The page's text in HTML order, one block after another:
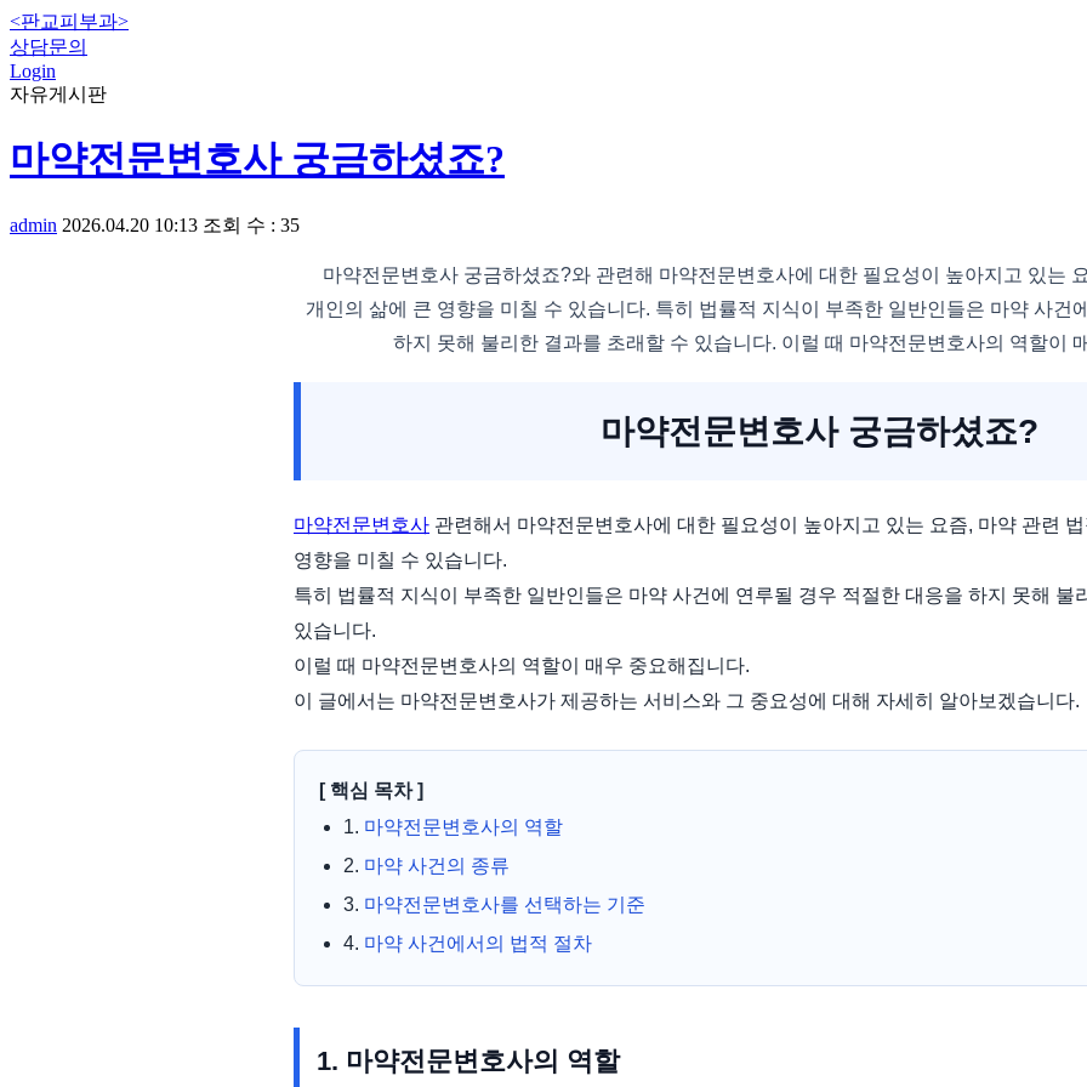
<판교피부과>
상담문의
Login
자유게시판
마약전문변호사 궁금하셨죠?
admin 2026.04.20 10:13 조회 수 : 35
마약전문변호사 궁금하셨죠?와 관련해 마약전문변호사에 대한 필요성이 높아지고 있는
개인의 삶에 큰 영향을 미칠 수 있습니다. 특히 법률적 지식이 부족한 일반인들은 마약 사건
하지 못해 불리한 결과를 초래할 수 있습니다. 이럴 때 마약전문변호사의 역할이
마약전문변호사 궁금하셨죠?
마약전문변호사 관련해서 마약전문변호사에 대한 필요성이 높아지고 있는 요즘, 마약 관련
영향을 미칠 수 있습니다.
특히 법률적 지식이 부족한 일반인들은 마약 사건에 연루될 경우 적절한 대응을 하지 못해 불
있습니다.
이럴 때 마약전문변호사의 역할이 매우 중요해집니다.
이 글에서는 마약전문변호사가 제공하는 서비스와 그 중요성에 대해 자세히 알아보겠습니다.
[ 핵심 목차 ]
1. 마약전문변호사의 역할
2. 마약 사건의 종류
3. 마약전문변호사를 선택하는 기준
4. 마약 사건에서의 법적 절차
1. 마약전문변호사의 역할